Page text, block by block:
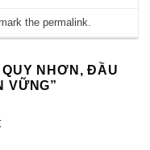
thepermalink
NHƠN, ĐẦU
VỮNG”